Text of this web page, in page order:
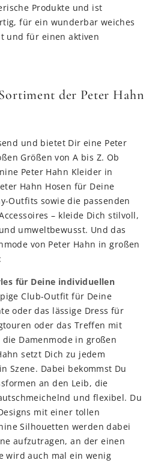
Produkte und ist
für ein wunderbar weiches
und für einen aktiven
der Peter Hahn
und bietet Dir eine Peter
Größen von A bis Z. Ob
Peter Hahn Kleider in
Hahn Hosen für Deine
Outfits sowie die passenden
– kleide Dich stilvoll,
umweltbewusst. Und das
von Peter Hahn in großen
für Deine individuellen
Club-Outfit für Deine
oder das lässige Dress für
oder das Treffen mit
Damenmode in großen
setzt Dich zu jedem
Szene. Dabei bekommst Du
an den Leib, die
und flexibel. Du
mit einer tollen
Silhouetten werden dabei
aufzutragen, an der einen
wird auch mal ein wenig